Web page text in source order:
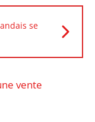
se
vente